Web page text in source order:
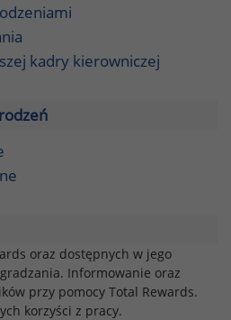
kadry kierowniczej
oraz dostępnych w jego
Informowanie oraz
przy pomocy Total Rewards.
korzyści z pracy.